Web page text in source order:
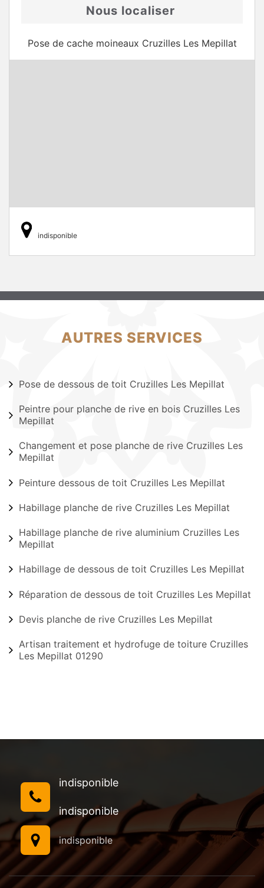
Nous localiser
Pose de cache moineaux Cruzilles Les Mepillat
indisponible
AUTRES SERVICES
Pose de dessous de toit Cruzilles Les Mepillat
Peintre pour planche de rive en bois Cruzilles Les
Mepillat
Changement et pose planche de rive Cruzilles Les
Mepillat
Peinture dessous de toit Cruzilles Les Mepillat
Habillage planche de rive Cruzilles Les Mepillat
Habillage planche de rive aluminium Cruzilles Les
Mepillat
Habillage de dessous de toit Cruzilles Les Mepillat
Réparation de dessous de toit Cruzilles Les Mepillat
Devis planche de rive Cruzilles Les Mepillat
Artisan traitement et hydrofuge de toiture Cruzilles
Les Mepillat 01290
indisponible
indisponible
indisponible